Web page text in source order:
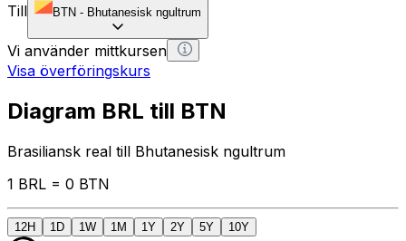
Till
BTN - Bhutanesisk ngultrum
Vi använder mittkursen
Visa överföringskurs
Diagram BRL till BTN
Brasiliansk real till Bhutanesisk ngultrum
1 BRL = 0 BTN
12H 1D 1W 1M 1Y 2Y 5Y 10Y